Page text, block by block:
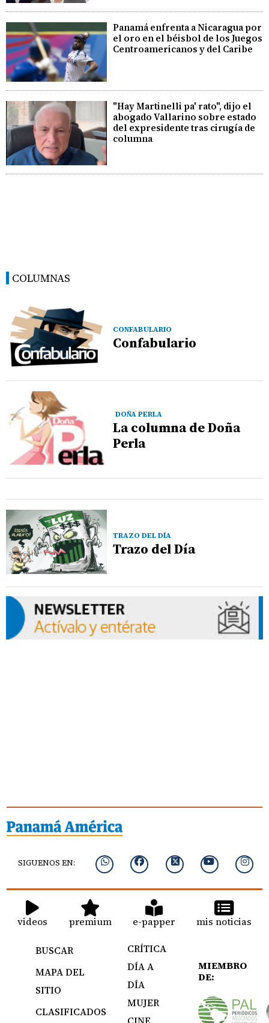
Panamá enfrenta a Nicaragua por
el oro en el béisbol de los Juegos
Centroamericanos y del Caribe
"Hay Martinelli pa' rato", dijo el
abogado Vallarino sobre estado
del expresidente tras cirugía de
columna
COLUMNAS
CONFABULARIO
Confabulario
DOÑA PERLA
La columna de Doña
Perla
TRAZO DEL DÍA
Trazo del Día
SIGUENOS EN:
videos premium e-papper mis noticias
BUSCAR
MAPA DEL
SITIO
CLASIFICADOS
CRÍTICA
DÍA A
DÍA
MUJER
MIEMBRO
DE: